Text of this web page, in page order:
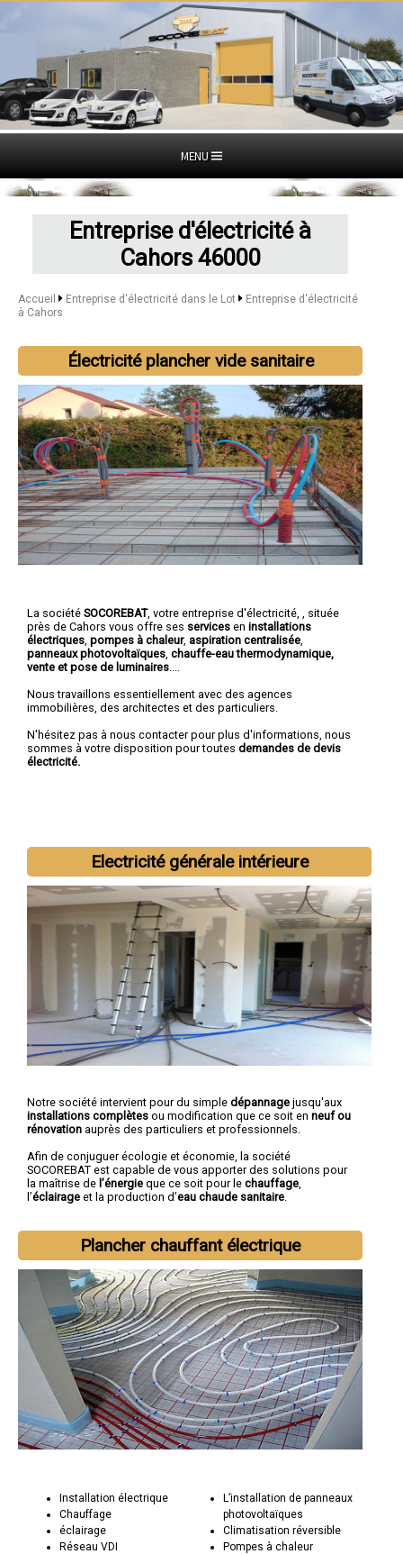
MENU
Entreprise d'électricité à
Cahors 46000
Accueil Entreprise d'électricité dans le Lot
Entreprise d'électricité
à Cahors
Électricité plancher vide sanitaire
La société SOCOREBAT, votre entreprise d'électricité,
, située
près de Cahors vous offre ses services en installations
électriques pompes à chaleur, aspiration centralisée
panneaux photovoltaïques chauffe-eau thermodynamique,
vente et pose de luminaires
Nous travaillons essentiellement avec des agences
immobilières, des architectes et des particuliers.
N'hésitez pas à nous contacter pour plus d'informations, nous
sommes à votre disposition pour toutes demandes de devis
électricité.
Nous intervenons aussi dans les villes suivantes :Cahors
Figeac,Gourdon,Souillac,Saint-Céré,Gramat,Pradines,
Prayssac,Puy-l'Évêqueg,Biars-sur-Cère
Electricité générale intérieure
Notre société intervient pour du simple dépannage jusqu'aux
installations complètes ou modification que ce soit en neuf ou
rénovation auprès des particuliers et professionnels.
Afin de conjuguer écologie et économie, la société
SOCOREBAT est capable de vous apporter des solutions pour
la maîtrise de l’énergie que ce soit pour le chauffage
l’éclairage et la production d’eau chaude sanitaire
Plancher chauffant électrique
Installation électrique
Chauffage
éclairage
Réseau VDI
L’installation de panneaux
photovoltaïques
Climatisation réversible
Pompes à chaleur